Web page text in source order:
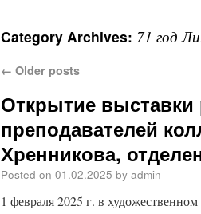
Category Archives: 71 год
← Older posts
Открытие выставки
преподавателей
Хренникова,
Posted on 01.02.2025 by admin
1 февраля 2025 г. в